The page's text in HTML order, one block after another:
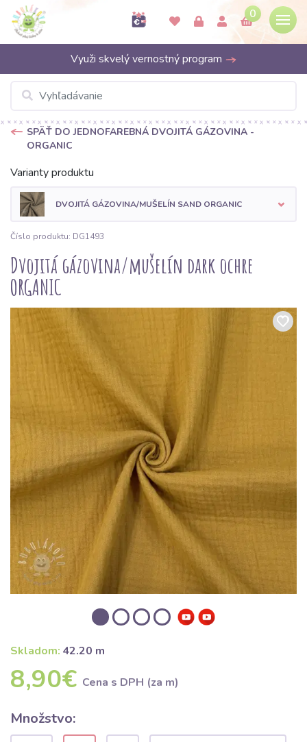
0
Využi skvelý vernostný program
SPÄŤ DO JEDNOFAREBNÁ DVOJITÁ GÁZOVINA -
ORGANIC
Varianty produktu
DVOJITÁ GÁZOVINA/MUŠELÍN SAND ORGANIC
Číslo produktu: DG1493
Dvojitá gázovina/mušelín dark ochre
ORGANIC
Skladom: 42.20 m
8,90€ Cena s DPH (za m)
Množstvo: